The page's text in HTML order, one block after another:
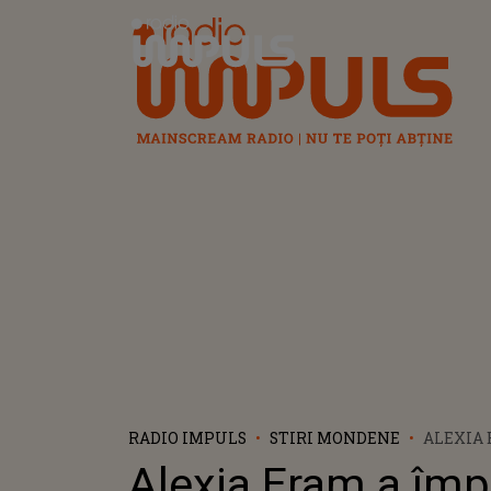
Radio Impuls
RADIO IMPULS STIRI MONDENE
ALEXIA
PARTE